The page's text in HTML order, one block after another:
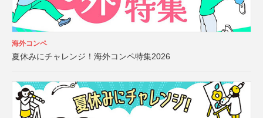
海外コンペ
夏休みにチャレンジ！海外コンペ特集2026